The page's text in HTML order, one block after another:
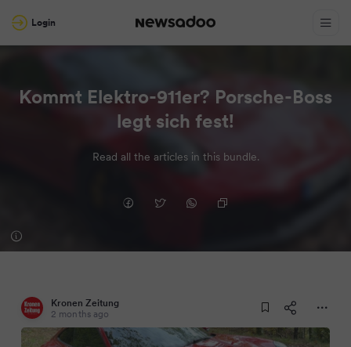
Login
Kommt Elektro-911er? Porsche-Boss
legt sich fest!
Read all the articles in this bundle.
Kronen Zeitung
2 months ago